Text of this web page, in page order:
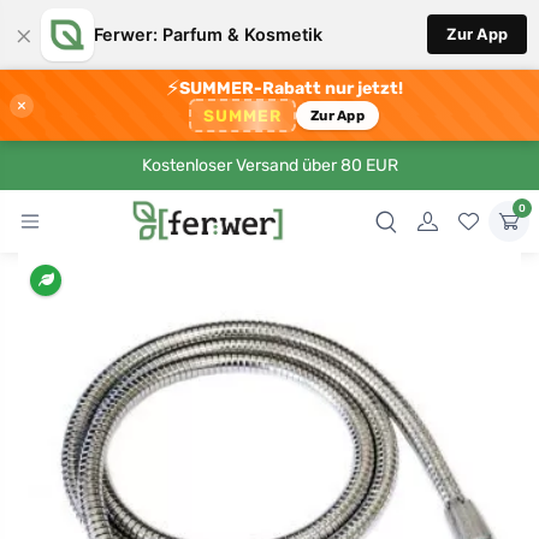
× Ferwer: Parfum & Kosmetik Zur App
×
⚡SUMMER-Rabatt nur jetzt!
SUMMER Zur App
Kostenloser Versand über 80 EUR
0